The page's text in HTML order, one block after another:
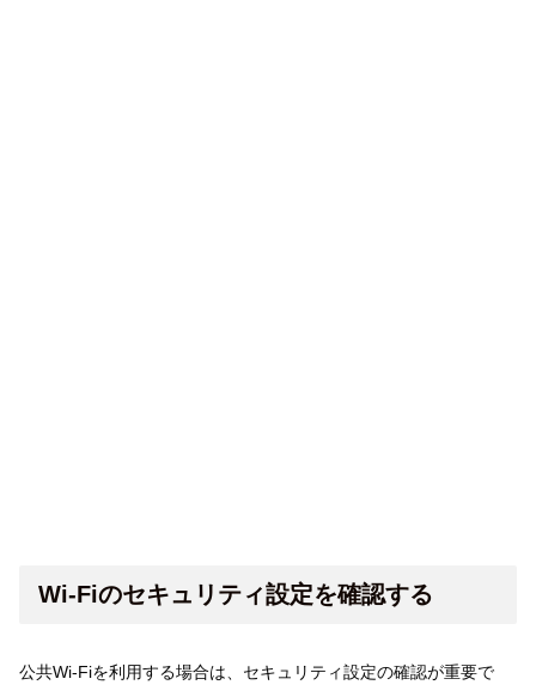
Wi-Fiのセキュリティ設定を確認する
公共Wi-Fiを利用する場合は、セキュリティ設定の確認が重要で